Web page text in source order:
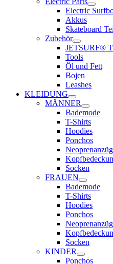
Electric
Akkus
Skateboard
Zubehör
JETSURF®
Tools
Öl und Fett
Bojen
Leashes
KLEIDUNG
MÄNNER
Bademode
T-Shirts
Hoodies
Ponchos
Socken
FRAUEN
Bademode
T-Shirts
Hoodies
Ponchos
Socken
KINDER
Ponchos